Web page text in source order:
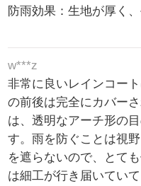
防雨効果：生地が厚く
w***z
非常に良いレインコー
の前後は完全にカバー
は、透明なアーチ形の
す。雨を防ぐことは視
を遮らないので、とて
は細工が行き届いてい